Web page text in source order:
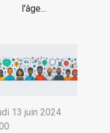
l'âge...
13 juin 2024